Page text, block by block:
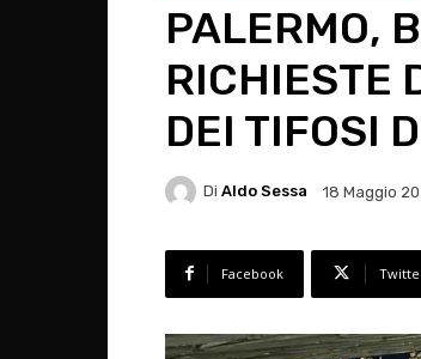
PALERMO,
RICHIESTE
DEI TIFOSI
Di Aldo Sessa 18 Maggio
Facebook